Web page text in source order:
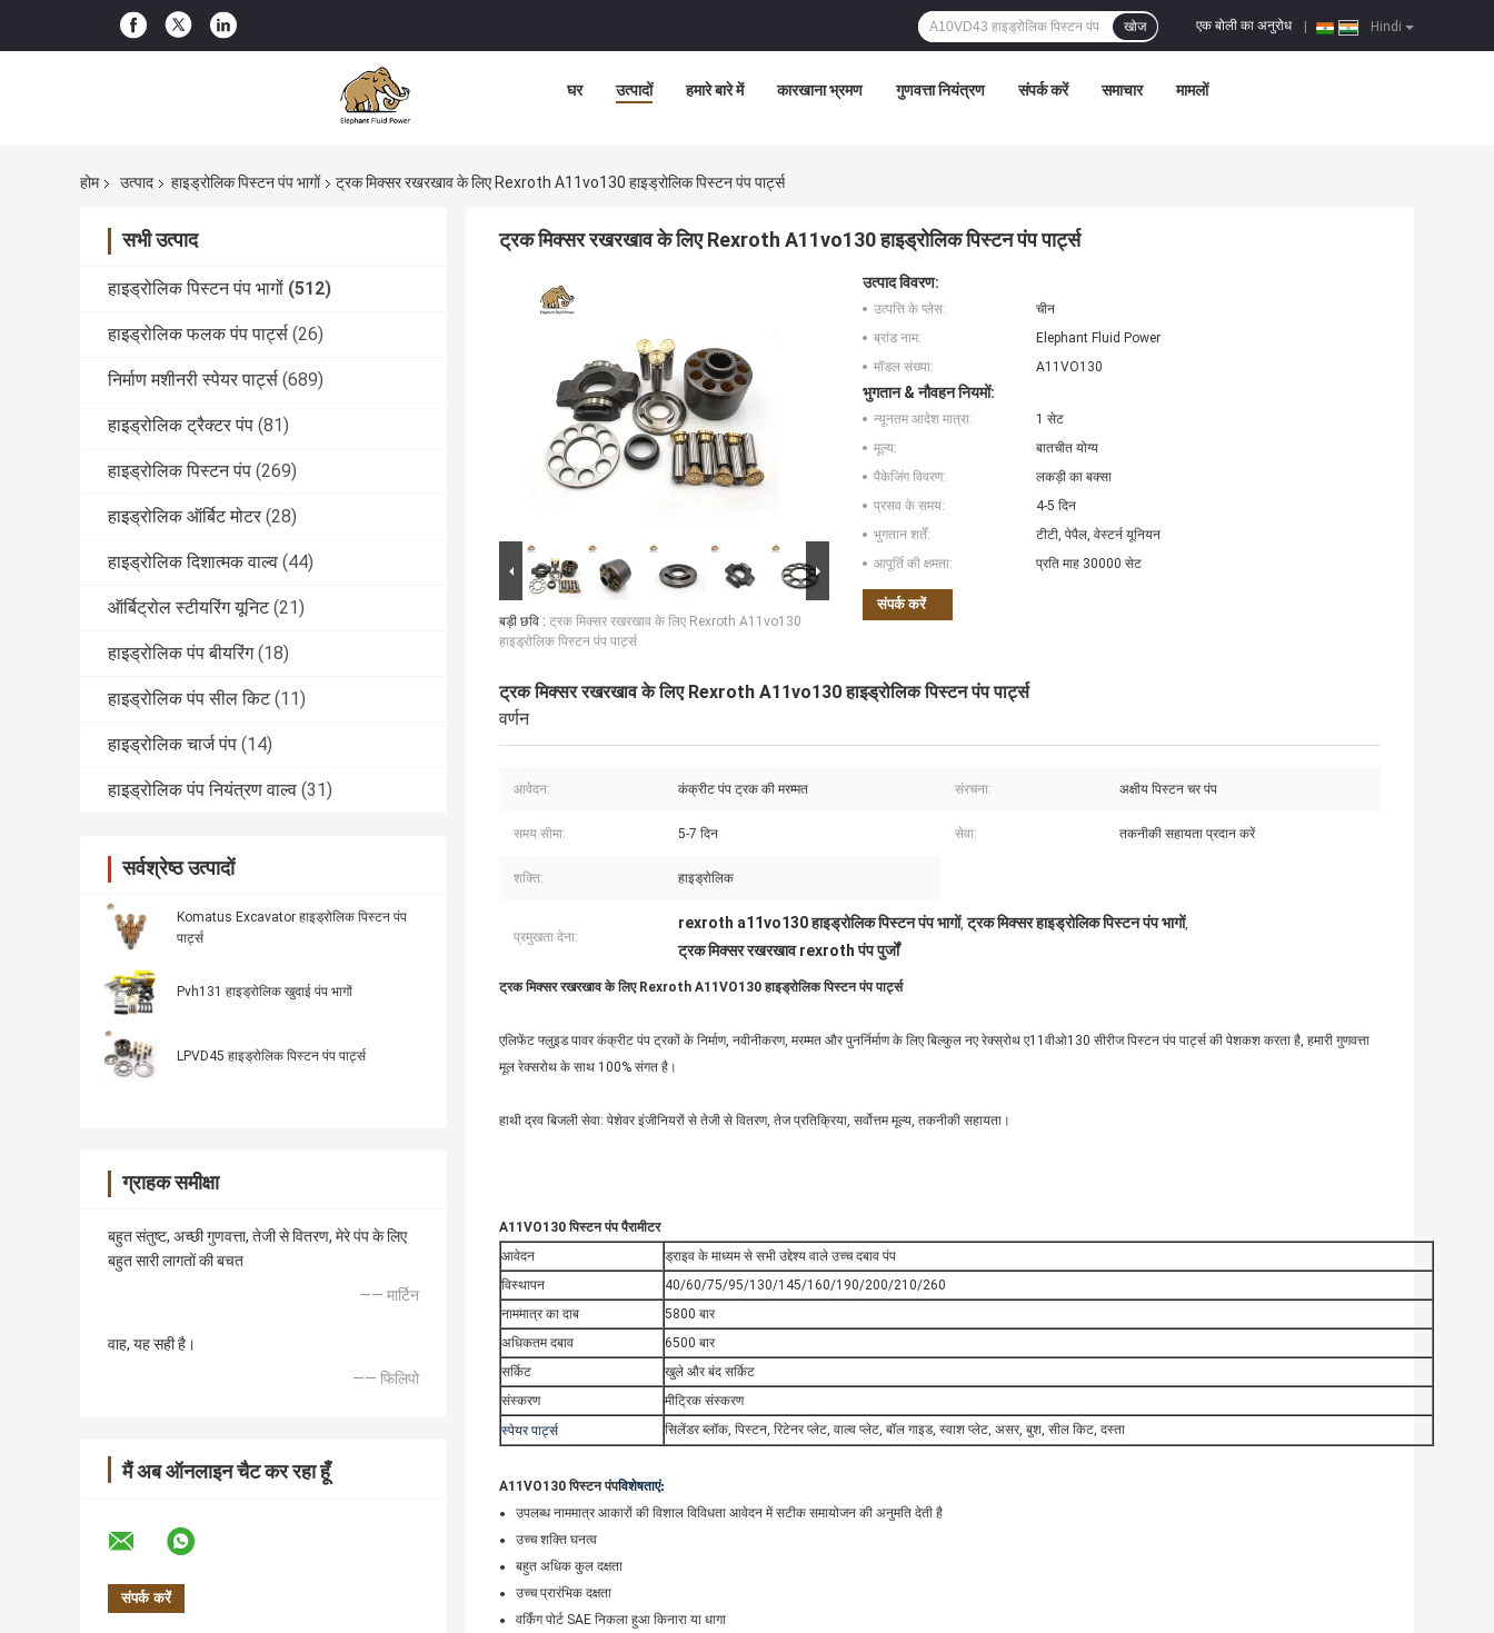
Hindi
एक बोली का अनुरोध
खोज
घर उत्पादों हमारे बारे में कारखाना भ्रमण गुणवत्ता नियंत्रण संपर्क करें समाचार मामलों
होम उत्पाद हाइड्रोलिक पिस्टन पंप भागों ट्रक मिक्सर रखरखाव के लिए Rexroth A11vo130 हाइड्रोलिक पिस्टन पंप पार्ट्स
सभी उत्पाद
हाइड्रोलिक पिस्टन पंप भागों (512)
हाइड्रोलिक फलक पंप पार्ट्स (26)
निर्माण मशीनरी स्पेयर पार्ट्स (689)
हाइड्रोलिक ट्रैक्टर पंप (81)
हाइड्रोलिक पिस्टन पंप (269)
हाइड्रोलिक ऑर्बिट मोटर (28)
हाइड्रोलिक दिशात्मक वाल्व (44)
ऑर्बिट्रोल स्टीयरिंग यूनिट (21)
हाइड्रोलिक पंप बीयरिंग (18)
हाइड्रोलिक पंप सील किट (11)
हाइड्रोलिक चार्ज पंप (14)
हाइड्रोलिक पंप नियंत्रण वाल्व (31)
सर्वश्रेष्ठ उत्पादों
Komatus Excavator हाइड्रोलिक पिस्टन पंप
पार्ट्स
Pvh131 हाइड्रोलिक खुदाई पंप भागों
LPVD45 हाइड्रोलिक पिस्टन पंप पार्ट्स
ग्राहक समीक्षा
बहुत संतुष्ट, अच्छी गुणवत्ता, तेजी से वितरण, मेरे पंप के लिए
बहुत सारी लागतों की बचत
—— मार्टिन
वाह, यह सही है।
—— फिलिपो
मैं अब ऑनलाइन चैट कर रहा हूँ
ट्रक मिक्सर रखरखाव के लिए Rexroth A11vo130 हाइड्रोलिक पिस्टन पंप पार्ट्स
बड़ी छवि : ट्रक मिक्सर रखरखाव के लिए Rexroth A11vo130
हाइड्रोलिक पिस्टन पंप पार्ट्स
उत्पाद विवरण:
उत्पत्ति के प्लेस:
चीन
ब्रांड नाम:
Elephant Fluid Power
मॉडल संख्या:
A11VO130
भुगतान & नौवहन नियमों:
न्यूनतम आदेश मात्रा:
1 सेट
मूल्य:
बातचीत योग्य
पैकेजिंग विवरण:
लकड़ी का बक्सा
प्रसव के समय:
4-5 दिन
भुगतान शर्तें:
टीटी, पेपैल, वेस्टर्न यूनियन
आपूर्ति की क्षमता:
प्रति माह 30000 सेट
संपर्क करें
ट्रक मिक्सर रखरखाव के लिए Rexroth A11vo130 हाइड्रोलिक पिस्टन पंप पार्ट्स
वर्णन
आवेदन: कंक्रीट पंप ट्रक की मरम्मत संरचना: अक्षीय पिस्टन चर पंप
समय सीमा: 5-7 दिन सेवा: तकनीकी सहायता प्रदान करें
शक्ति: हाइड्रोलिक
प्रमुखता देना:
rexroth a11vo130 हाइड्रोलिक पिस्टन पंप भागों,ट्रक मिक्सर हाइड्रोलिक पिस्टन पंप भागों,
ट्रक मिक्सर रखरखाव rexroth पंप पुर्जों
ट्रक मिक्सर रखरखाव के लिए Rexroth A11VO130 हाइड्रोलिक पिस्टन पंप पार्ट्स
एलिफेंट फ्लुइड पावर कंक्रीट पंप ट्रकों के निर्माण, नवीनीकरण, मरम्मत और पुनर्निर्माण के लिए बिल्कुल नए रेक्स्रोथ ए11वीओ130 सीरीज पिस्टन पंप पार्ट्स की पेशकश करता है, हमारी गुणवत्ता
मूल रेक्सरोथ के साथ 100% संगत है।
हाथी द्रव बिजली सेवा: पेशेवर इंजीनियरों से तेजी से वितरण, तेज प्रतिक्रिया, सर्वोत्तम मूल्य, तकनीकी सहायता।
A11VO130 पिस्टन पंप पैरामीटर
आवेदन
ड्राइव के माध्यम से सभी उद्देश्य वाले उच्च दबाव पंप
विस्थापन
40/60/75/95/130/145/160/190/200/210/260
नाममात्र का दाब
5800 बार
अधिकतम दबाव
6500 बार
सर्किट
खुले और बंद सर्किट
संस्करण
मीट्रिक संस्करण
स्पेयर पार्ट्स सिलेंडर ब्लॉक, पिस्टन, रिटेनर प्लेट, वाल्व प्लेट, बॉल गाइड, स्वाश प्लेट, असर, बुश, सील किट, दस्ता
A11VO130 पिस्टन पंपविशेषताएं:
उपलब्ध नाममात्र आकारों की विशाल विविधता आवेदन में सटीक समायोजन की अनुमति देती है
उच्च शक्ति घनत्व
बहुत अधिक कुल दक्षता
उच्च प्रारंभिक दक्षता
वर्किंग पोर्ट SAE निकला हुआ किनारा या धागा